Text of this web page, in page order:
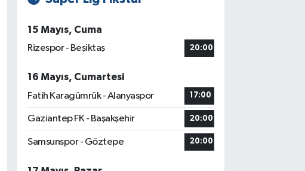
15 Mayıs, Cuma
Rizespor - Beşiktaş
20:00
16 Mayıs, Cumartesi
Fatih Karagümrük - Alanyaspor
17:00
Gaziantep FK - Başakşehir 20:00
Samsunspor - Göztepe 20:00